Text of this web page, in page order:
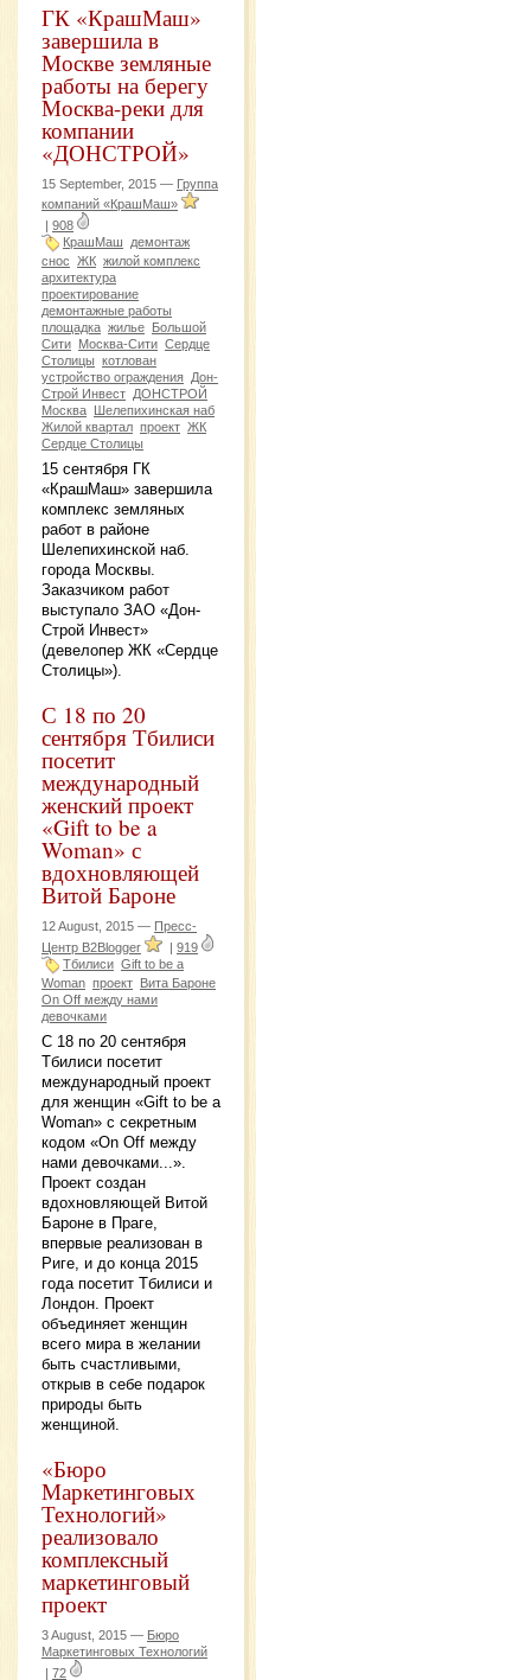
ГК «КрашМаш»
завершила в
Москве земляные
работы на берегу
Москва-реки для
компании
«ДОНСТРОЙ»
15 September, 2015 — Группа
компаний «КрашМаш»
| 908
КрашМаш
демонтаж
снос ЖК жилой комплекс
архитектура
проектирование
демонтажные работы
площадка жилье Большой
Сити Москва-Сити Сердце
Столицы котлован
устройство ограждения Дон-
Строй Инвест ДОНСТРОЙ
Москва Шелепихинская наб
Жилой квартал проект ЖК
Сердце Столицы
15 сентября ГК
«КрашМаш» завершила
комплекс земляных
работ в районе
Шелепихинской наб.
города Москвы.
Заказчиком работ
выступало ЗАО «Дон-
Строй Инвест»
(девелопер ЖК «Сердце
Столицы»).
С 18 по 20
сентября Тбилиси
посетит
международный
женский проект
«Gift to be a
Woman» с
вдохновляющей
Витой Бароне
12 August, 2015 — Пресс-
Центр B2Blogger
| 919
Тбилиси Gift to be a
Woman проект Вита Бароне
On Off между нами
девочками
С 18 по 20 сентября
Тбилиси посетит
международный проект
для женщин «Gift to be a
Woman» с секретным
кодом «On Off между
нами девочками...».
Проект создан
вдохновляющей Витой
Бароне в Праге,
впервые реализован в
Риге, и до конца 2015
года посетит Тбилиси и
Лондон. Проект
объединяет женщин
всего мира в желании
быть счастливыми,
открыв в себе подарок
природы быть
женщиной.
«Бюро
Маркетинговых
Технологий»
реализовало
комплексный
маркетинговый
проект
3 August, 2015 — Бюро
Маркетинговых Технологий
| 72